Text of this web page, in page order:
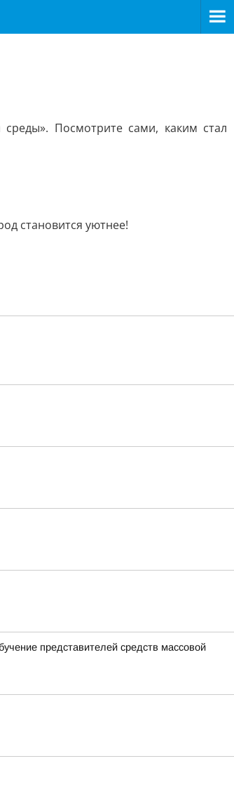
Посмотрите сами, каким стал
становится уютнее!
представителей средств массовой